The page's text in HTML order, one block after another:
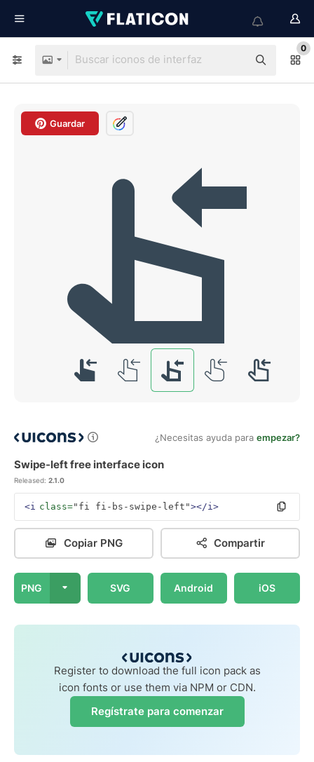
0
Guardar
¿Necesitas ayuda para empezar?
Swipe-left free interface icon
Released: 2.1.0
<i class="fi fi-bs-swipe-left"></i>
Copiar PNG Compartir
PNG SVG Android iOS
Register to download the full icon pack as
icon fonts or use them via NPM or CDN.
Regístrate para comenzar